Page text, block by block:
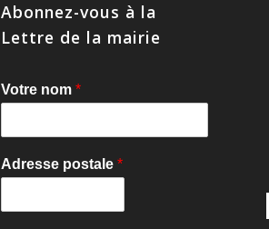
Abonnez-vous à la
Lettre de la mairie
Votre nom *
Adresse postale *